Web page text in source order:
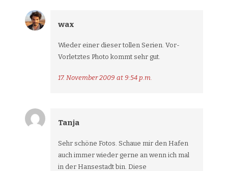
wax
Wieder einer dieser tollen Serien. Vor-
Vorletztes Photo kommt sehr gut.
17. November 2009 at 9:54 p.m.
Tanja
Sehr schöne Fotos. Schaue mir den Hafen
auch immer wieder gerne an wenn ich mal
in der Hansestadt bin. Diese